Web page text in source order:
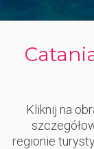
Kliknij na
regionie